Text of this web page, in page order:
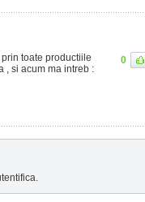
toate productiile
, si acum ma intreb :
0